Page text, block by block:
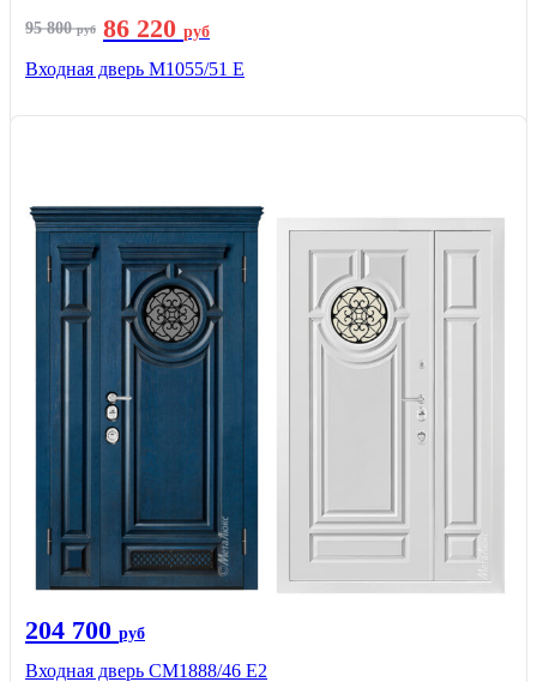
95 800руб 86 220 руб
Входная дверь М1055/51 Е
204 700 руб
Входная дверь СМ1888/46 Е2